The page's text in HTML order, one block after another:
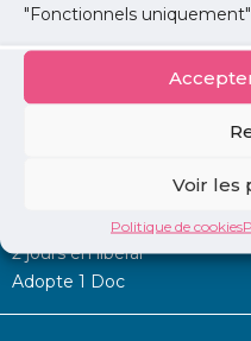
"Fonctionnels
Voir les
Politique de cookies
Permanence d’aide à
2 jours en libéral
Adopte 1 Doc